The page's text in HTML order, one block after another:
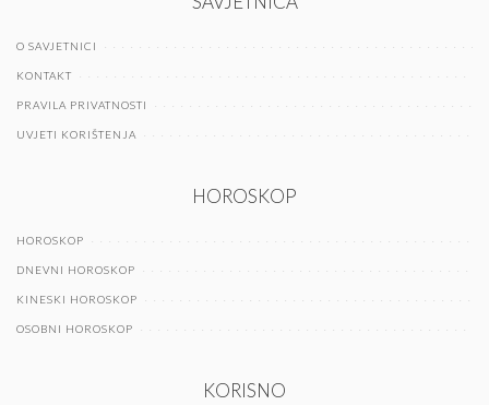
O SAVJETNICI
KONTAKT
PRAVILA PRIVATNOSTI
UVJETI KORIŠTENJA
HOROSKOP
HOROSKOP
DNEVNI HOROSKOP
KINESKI HOROSKOP
OSOBNI HOROSKOP
KORISNO